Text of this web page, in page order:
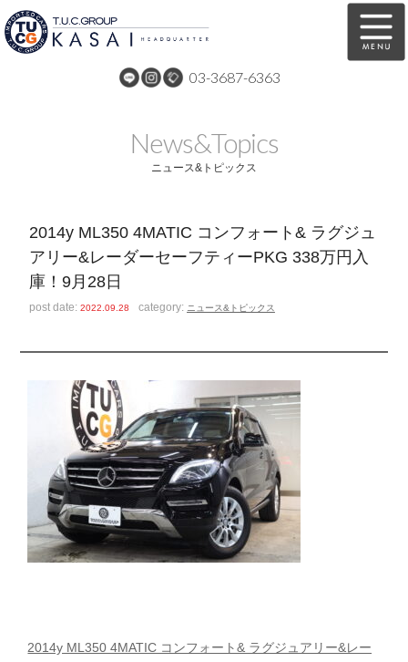
03-3687-6363
全国納車 特別作業
注文販売
お問い合わせ 会社概要
スタッフblog
ホーム T.U.C.GROUP
News&Topics
ニュース&トピックス
2014y ML350 4MATIC コンフォート& ラグジュ
アリー&レーダーセーフティーPKG 338万円入
庫！9月28日
post date:2022.09.28 category: ニュース&トピックス
2014y ML350 4MATIC コンフォート& ラグジュアリー&レー